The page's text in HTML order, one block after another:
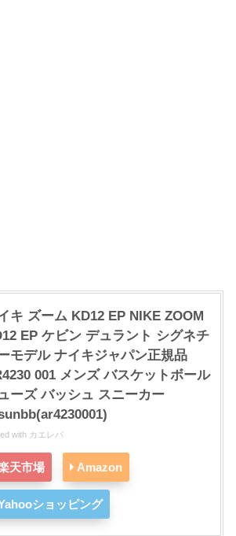
キ ズーム KD12 EP NIKE ZOOM
EP ケビン デュラント シグネチ
モデル ナイキジャパン正規品
001 メンズ バスケットボール
ーズ バッシュ スニーカー
with カエレバ
天市場 Amazon
ショッピング